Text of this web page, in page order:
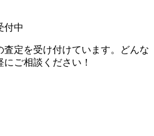
定を受け付けています。どんな
ご相談ください！